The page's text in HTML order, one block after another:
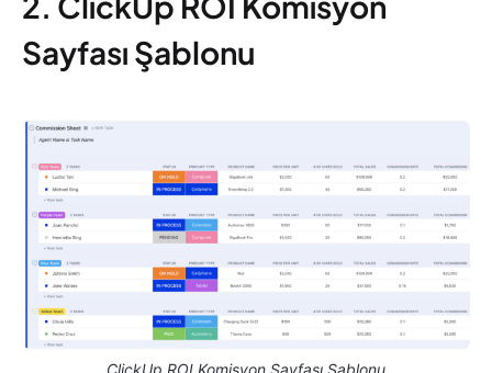
Sayfası Şablonu
ClickUp ROI Komisyon Sayfası Şablonu